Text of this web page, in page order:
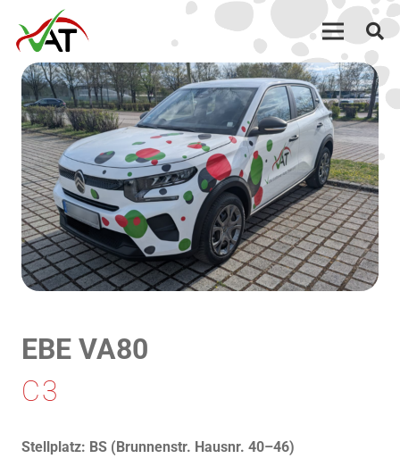
EBE VA80
C3
Stellplatz: BS (Brunnenstr. Hausnr. 40–46)